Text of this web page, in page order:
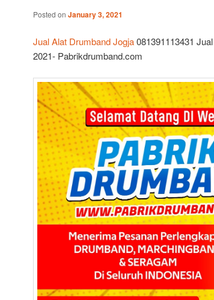
Posted on January 3, 2021
Jual Alat Drumband Jogja081391113431
2021- Pabrikdrumband.com